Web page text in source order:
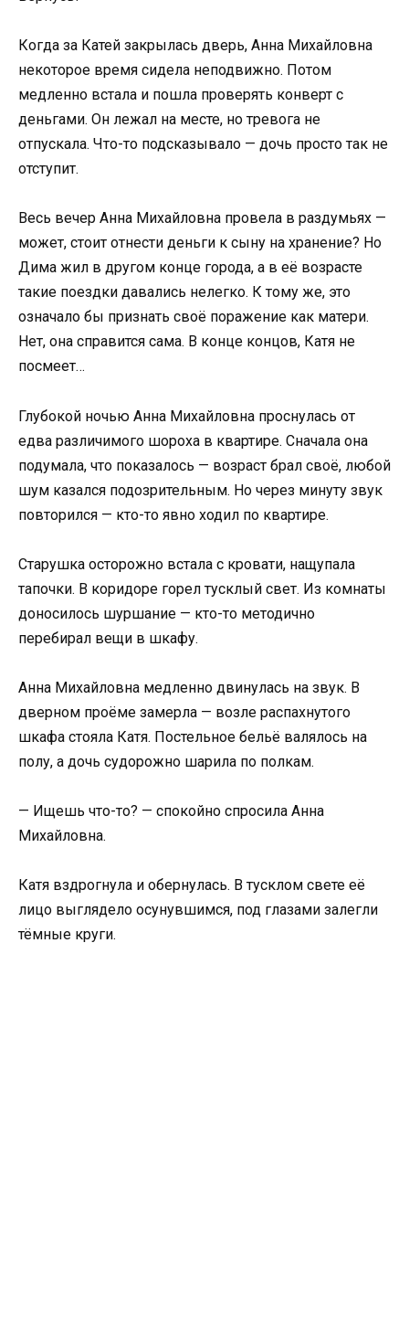
Когда за Катей закрылась дверь, Анна Михайловна
некоторое время сидела неподвижно. Потом
медленно встала и пошла проверять конверт с
деньгами. Он лежал на месте, но тревога не
отпускала. Что-то подсказывало — дочь просто так не
отступит.
Весь вечер Анна Михайловна провела в раздумьях —
может, стоит отнести деньги к сыну на хранение? Но
Дима жил в другом конце города, а в её возрасте
такие поездки давались нелегко. К тому же, это
означало бы признать своё поражение как матери.
Нет, она справится сама. В конце концов, Катя не
посмеет…
Глубокой ночью Анна Михайловна проснулась от
едва различимого шороха в квартире. Сначала она
подумала, что показалось — возраст брал своё, любой
шум казался подозрительным. Но через минуту звук
повторился — кто-то явно ходил по квартире.
Старушка осторожно встала с кровати, нащупала
тапочки. В коридоре горел тусклый свет. Из комнаты
доносилось шуршание — кто-то методично
перебирал вещи в шкафу.
Анна Михайловна медленно двинулась на звук. В
дверном проёме замерла — возле распахнутого
шкафа стояла Катя. Постельное бельё валялось на
полу, а дочь судорожно шарила по полкам.
— Ищешь что-то? — спокойно спросила Анна
Михайловна.
Катя вздрогнула и обернулась. В тусклом свете её
лицо выглядело осунувшимся, под глазами залегли
тёмные круги.